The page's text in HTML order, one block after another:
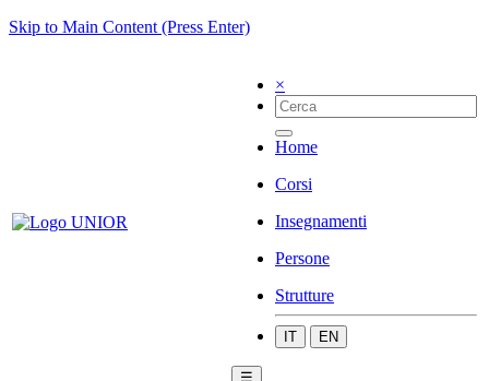
Skip to Main Content (Press Enter)
×
Home
Corsi
Insegnamenti
Persone
Strutture
IT EN
☰